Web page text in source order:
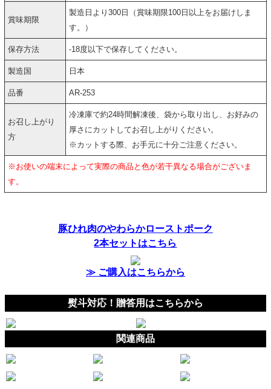
賞味期限
製造日より300日（賞味期限100日以上をお届けしま
す。）
保存方法 -18度以下で保存してください。
製造国 日本
品番 AR-253
お召し上がり
方
冷凍庫で約24時間解凍後、袋から取り出し、お好みの
厚さにカットしてお召し上がりください。
※カットする際、お手元に十分ご注意ください。
※お使いの端末によって実際の商品と色が若干異なる場合がございま
す。
豚ひれ肉のやわらかローストポーク
2本セットはこちら
≫ ご購入はこちらから
熨斗対応！贈答用はこちらから
関連商品